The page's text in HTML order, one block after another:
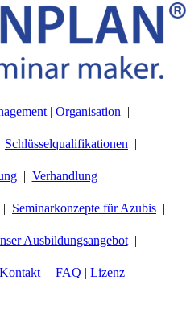
| Organisation
Schlüsselqualifikationen
Verhandlung
Seminarkonzepte für Azubis
Ausbildungsangebot
Kontakt FAQ | Lizenz